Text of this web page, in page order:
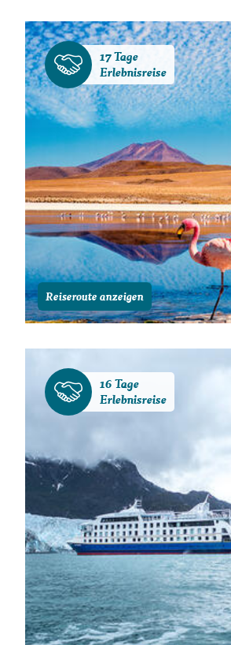
17 Tage
Erlebnisreise
Reiseroute anzeigen
16 Tage
Erlebnisreise